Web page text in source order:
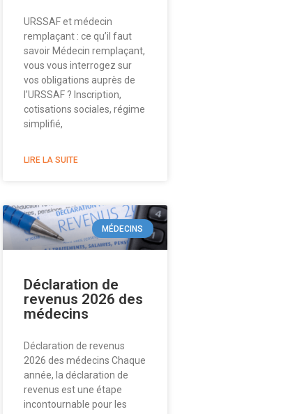
URSSAF et médecin
remplaçant : ce qu’il faut
savoir Médecin remplaçant,
vous vous interrogez sur
vos obligations auprès de
l’URSSAF ? Inscription,
cotisations sociales, régime
simplifié,
LIRE LA SUITE
MÉDECINS
Déclaration de
revenus 2026 des
médecins
Déclaration de revenus
2026 des médecins Chaque
année, la déclaration de
revenus est une étape
incontournable pour les